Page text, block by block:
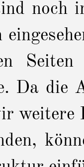
noch
Da die
weitere